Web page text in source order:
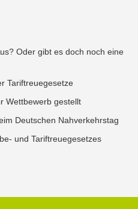
Oder gibt es doch noch eine
Tariftreuegesetze
Wettbewerb gestellt
Deutschen Nahverkehrstag
und Tariftreuegesetzes